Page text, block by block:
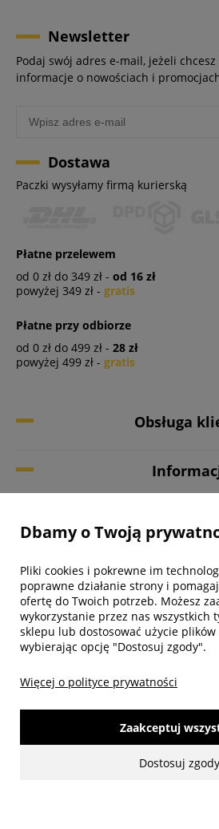
Newsletter
Podaj swój adres e-mail, jeżeli
informacje o nowościach i
Dostawa
Paczki wysyłamy firmą kurierską
Płatne przelewem
od 0 zł do 349 zł - od 16 zł
powyżej 349 zł - gratis
Płatne przy odbiorze
od 0 zł do 499 zł - 28 zł
powyżej 499 zł - gratis
Obsługa
Biuro
Dbamy o Twoją
Pliki cookies i pokrewne im
poprawne działanie strony i
ofertę do Twoich potrzeb. Możesz
wykorzystanie przez nas wszystkich
sklepu lub dostosować użycie
wybierając opcję "Dostosuj zgody".
Więcej o polityce prywatności
Dostosuj zgody
Zaakceptuj